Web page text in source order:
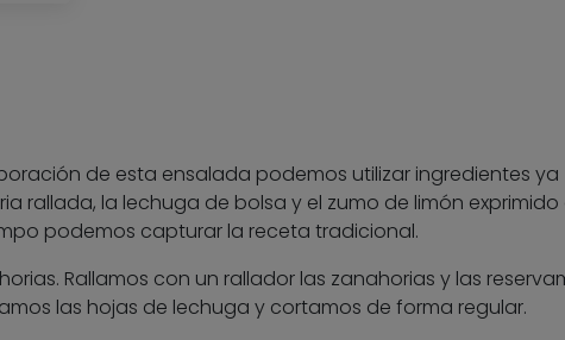
de esta ensalada podemos utilizar ingredientes ya
rallada, la lechuga de bolsa y el zumo de limón exprimido
podemos capturar la receta tradicional.
Rallamos con un rallador las zanahorias y las
las hojas de lechuga y cortamos de forma regular.